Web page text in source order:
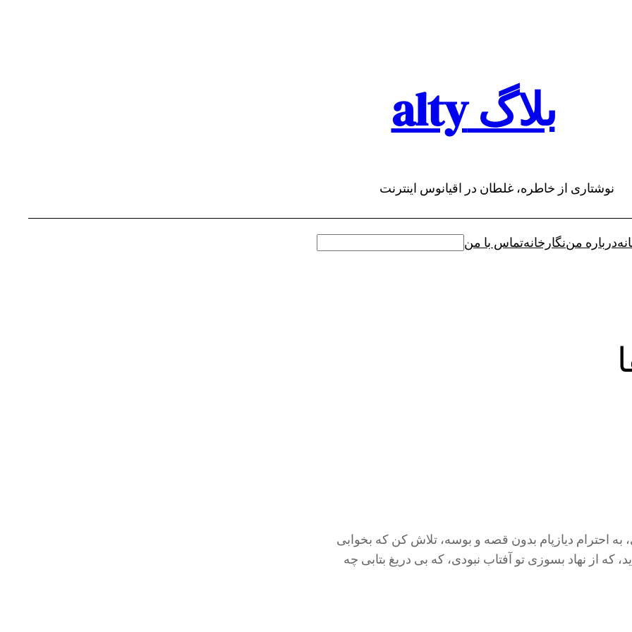
بلاگ alty
نوشتاری از خاطره، غلطان در اقیانوس اینترنت
درباره مننگارخانهتماس با من
به احترام دیازپام بدون قصه و بوسه، تلاش کن که بخوابی
از نهاد بسوزی تو آفتاب نبودی، که بی دریغ بتابی چه